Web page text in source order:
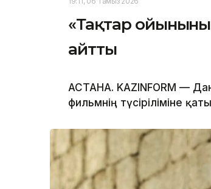
«Тақтар
айтты
АСТАНА. KAZINFORM —
фильмнің түсіріліміне